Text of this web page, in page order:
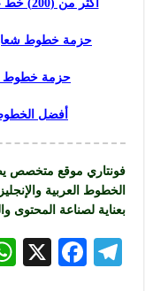
أكثر من (200) خط عربي للعناوين ونصوص الكتابة والأوفيس
حزمة خطوط شعارات
حزمة خطوط الـ (60) خط عربي
أفضل
فونتاري موقع متخصص
الخطوط العربية
بعناية لصناعة المحتوى
Te
F
X